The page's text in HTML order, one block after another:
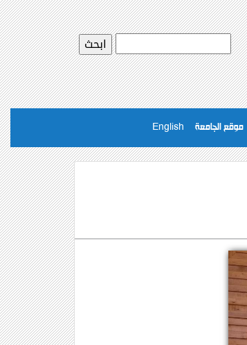
موقع الجامعة English